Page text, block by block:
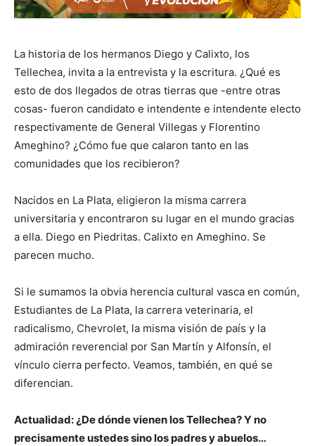
La historia de los hermanos Diego y Calixto, los
Tellechea, invita a la entrevista y la escritura. ¿Qué es
esto de dos llegados de otras tierras que -entre otras
cosas- fueron candidato e intendente e intendente electo
respectivamente de General Villegas y Florentino
Ameghino? ¿Cómo fue que calaron tanto en las
comunidades que los recibieron?
Nacidos en La Plata, eligieron la misma carrera
universitaria y encontraron su lugar en el mundo gracias
a ella. Diego en Piedritas. Calixto en Ameghino. Se
parecen mucho.
Si le sumamos la obvia herencia cultural vasca en común,
Estudiantes de La Plata, la carrera veterinaria, el
radicalismo, Chevrolet, la misma visión de país y la
admiración reverencial por San Martín y Alfonsín, el
vínculo cierra perfecto. Veamos, también, en qué se
diferencian.
Actualidad: ¿De dónde vienen los Tellechea? Y no
precisamente ustedes sino los padres y abuelos…